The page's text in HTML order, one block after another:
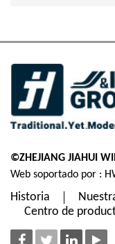
©ZHEJIANG JIAHUI
Web soportado por :
Historia
Centro de